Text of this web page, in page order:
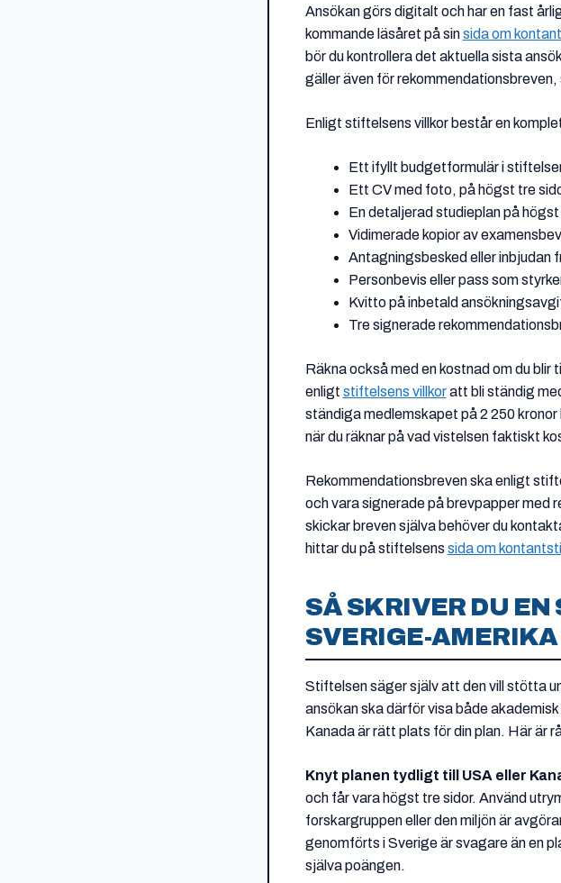
Ansökan görs digitalt och har en fast
kommande läsåret på sinsida om
bör du kontrollera det aktuella sista
gäller även för
Enligt stiftelsens villkor består en
Ett ifyllt budgetformulär i
Ett CV med foto, på högst tre
En detaljerad studieplan på högst
Vidimerade kopior av
Antagningsbesked eller inbjudan
Personbevis eller pass som
Kvitto på inbetald
Tre signerade
Räkna också med en kostnad om du
enligt stiftelsens villkoratt bli ständig
ständiga medlemskapet på 2 250
när du räknar på vad vistelsen faktiskt
Rekommendationsbreven ska enligt
och vara signerade på brevpapper
skickar breven själva behöver du
hittar du på stiftelsens sida om
SÅ SKRIVER DU
SVERIGE-
Stiftelsen säger själv att den vill stötta
ansökan ska därför visa både
Kanada är rätt plats för din plan. Här är
Knyt planen tydligt till USA eller
och får vara högst tre sidor. Använd
forskargruppen eller den miljön är
genomförts i Sverige är svagare än en
själva poängen.